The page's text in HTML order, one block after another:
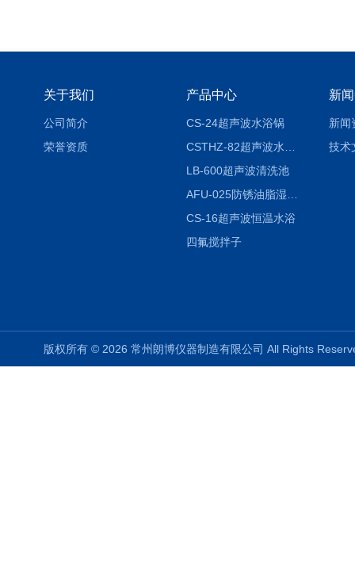
关于我们
公司简介
荣誉资质
产品中心
CS-24超声波水浴锅
LB-600超声波清洗池
CS-16超声波恒温水浴
四氟搅拌子
新
新闻
技术
版权所有 © 2026 常州朗博仪器制造有限公司 All Rights